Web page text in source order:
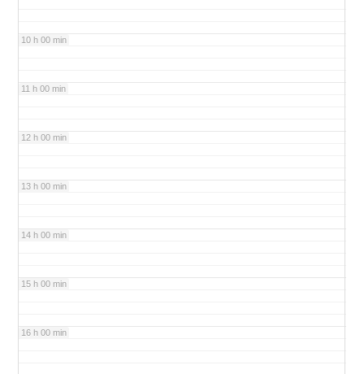
10 h 00 min
11 h 00 min
12 h 00 min
13 h 00 min
14 h 00 min
15 h 00 min
16 h 00 min